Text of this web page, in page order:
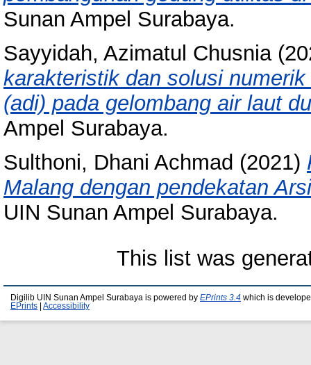
Sunan Ampel Surabaya.
Sayyidah, Azimatul Chusnia
karakteristik dan solusi
(adi) pada gelombang air laut
Ampel Surabaya.
Sulthoni, Dhani Achmad (2021)
Malang dengan pendekatan
UIN Sunan Ampel Surabaya.
This list was
Digilib UIN Sunan Ampel Surabaya is powered by EPrints 3.4 which is
EPrints
Accessibility